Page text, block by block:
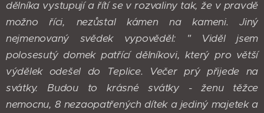
dělníka vystupují a řítí se v rozvaliny tak, že v pravdě
možno říci, nezůstal kámen na kameni. Jiný
nejmenovaný svědek vypověděl: " Viděl jsem
polosesutý domek patřící dělníkovi, který pro větší
výdělek odešel do Teplice. Večer prý přijede na
svátky. Budou to krásné svátky - ženu těžce
nemocnu, 8 nezaopatřených dítek a jediný majetek a